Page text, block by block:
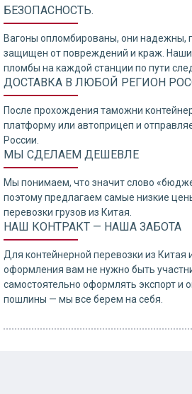
БЕЗОПАСНОСТЬ.
Вагоны опломбированы, они надежны,
защищен от повреждений и краж.
пломбы на каждой станции по пути
ДОСТАВКА В ЛЮБОЙ РЕГИОН
После прохождения таможни
платформу или автоприцеп и
России.
МЫ СДЕЛАЕМ ДЕШЕВЛЕ
Мы понимаем, что значит слово
поэтому предлагаем самые низкие
перевозки грузов из Китая.
НАШ КОНТРАКТ — НАША ЗАБОТА
Для контейнерной перевозки из Китая
оформления вам не нужно быть
самостоятельно оформлять экспорт и
пошлины — мы все берем на себя.